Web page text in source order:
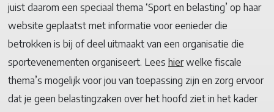
juist daarom een speciaal thema ‘Sport en belasting’ op haar
website geplaatst met informatie voor eenieder die
betrokken is bij of deel uitmaakt van een organisatie die
sportevenementen organiseert. Lees hierwelke fiscale
thema’s mogelijk voor jou van toepassing zijn en zorg ervoor
dat je geen belastingzaken over het hoofd ziet in het kader